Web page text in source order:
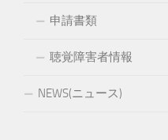
申請書類
聴覚障害者情報
NEWS(ニュース)